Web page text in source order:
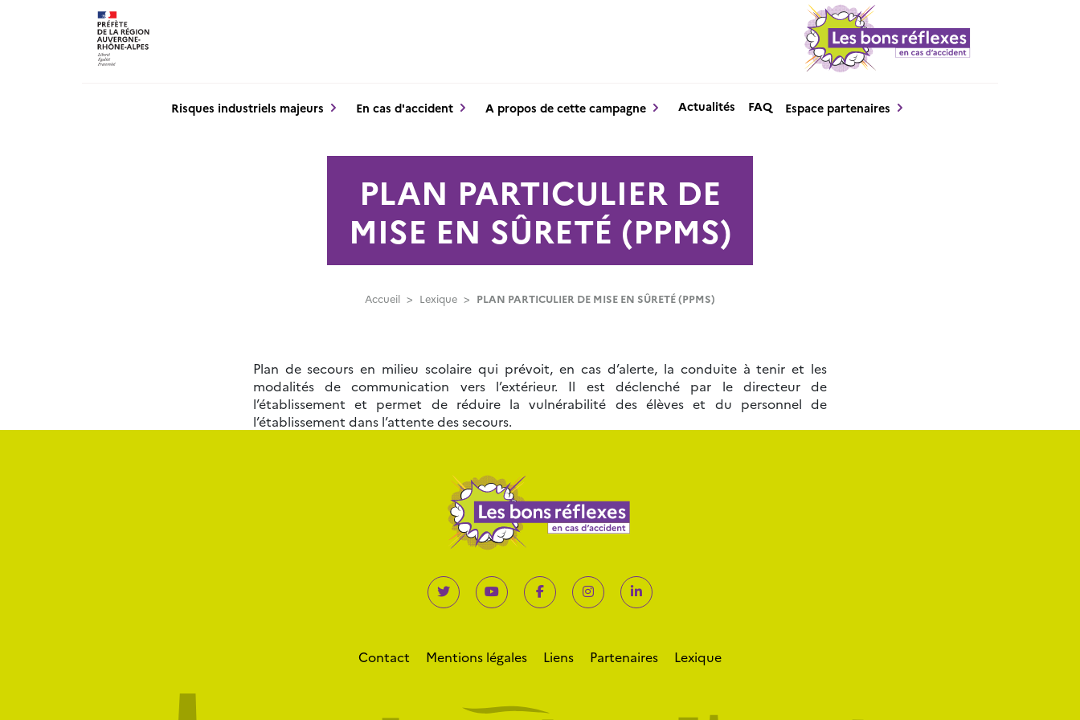
Risques industriels majeurs En cas d'accident A propos de cette campagne Actualités FAQ Espace partenaires
PLAN PARTICULIER DE
MISE EN SÛRETÉ (PPMS)
Accueil > Lexique > PLAN PARTICULIER DE MISE EN SÛRETÉ (PPMS)
Plan de secours en milieu scolaire qui prévoit, en cas d’alerte, la conduite à tenir et les
modalités de communication vers l’extérieur. Il est déclenché par le directeur de
l’établissement et permet de réduire la vulnérabilité des élèves et du personnel de
l’établissement dans l’attente des secours.
Contact Mentions légales Liens Partenaires Lexique
Panneau de gestion des cookies